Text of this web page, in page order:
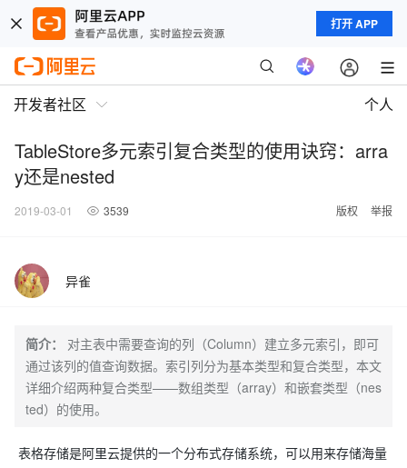
打开 APP
开发者社区 个人
TableStore多元索引复合类型的使用诀窍：arra
y还是nested
2019-03-01 3539 版权 举报
异雀
简介：
对主表中需要查询的列（Column）建立多元索引，即可
通过该列的值查询数据。索引列分为基本类型和复合类型，本文
详细介绍两种复合类型——数组类型（array）和嵌套类型（nes
ted）的使用。
表格存储是阿里云提供的一个分布式存储系统，可以用来存储海量